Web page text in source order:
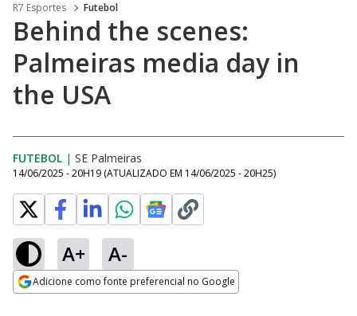
R7 Esportes Futebol
Behind the scenes:
Palmeiras media day in
the USA
FUTEBOL | SE Palmeiras
14/06/2025 - 20H19 (ATUALIZADO EM 14/06/2025 - 20H25)
A+ A-
Adicione como fonte preferencial no Google